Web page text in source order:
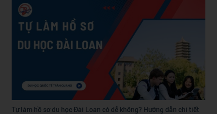
Tự làm hồ sơ du học Đài Loan có dễ không? Hướng dẫn chi tiết